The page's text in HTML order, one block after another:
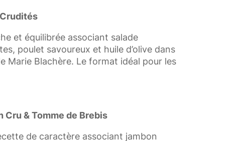
et équilibrée associant salade
poulet savoureux et huile d’olive dans
Marie Blachère. Le format idéal pour les
Cru & Tomme de Brebis
de caractère associant jambon